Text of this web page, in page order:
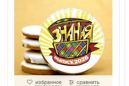
избранное сравнить